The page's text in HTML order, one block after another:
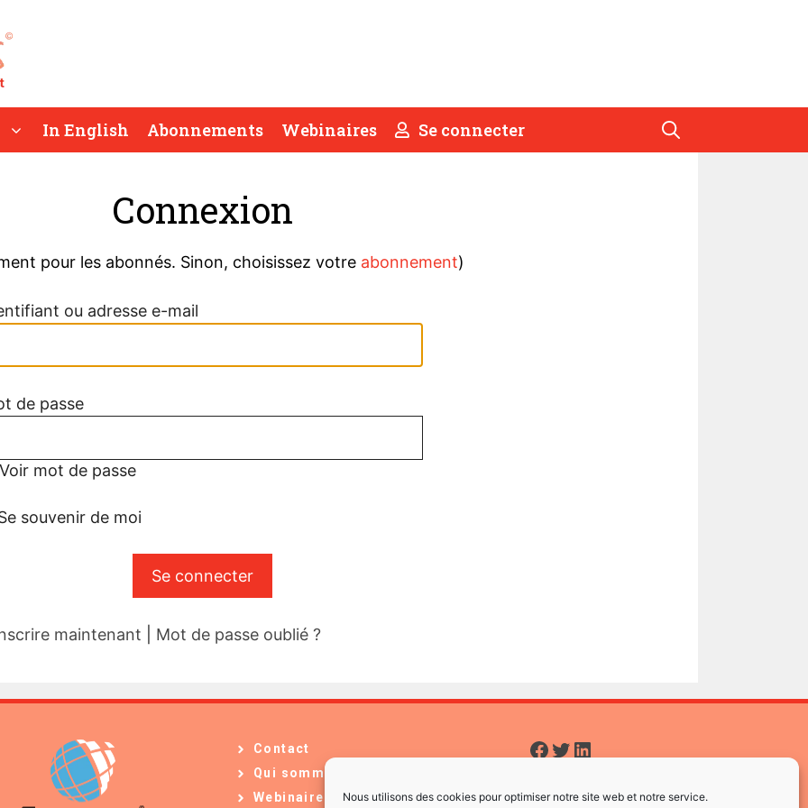
Nous utilisons des cookies pour optimiser notre site web et notre service.
In English Abonnements Webinaires Se connecter
Connexion
pour les abonnés. Sinon, choisissez votre abonnement)
ou adresse e-mail
de passe
Voir mot de passe
souvenir de moi
maintenant Mot de passe oublié ?
Contact
Qui sommes-nous ?
Webinaires
Facebook
Twitter
LinkedIn